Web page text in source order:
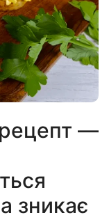
—
зникає